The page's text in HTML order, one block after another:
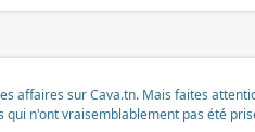
affaires sur Cava.tn. Mais faites
qui n'ont vraisemblablement pas été